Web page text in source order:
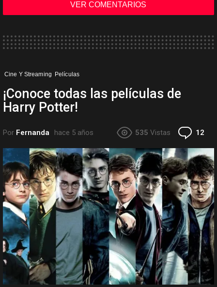
VER COMENTARIOS
Cine Y Streaming Películas
¡Conoce todas las películas de
Harry Potter!
Por Fernanda hace 5 años 535 Vistas 12